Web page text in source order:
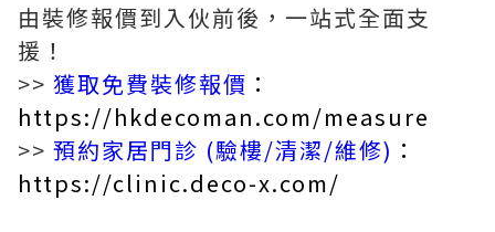
由裝修報價到入伙前後，一站式全面支
援！
>> 獲取免費裝修報價 ：
https://hkdecoman.com/measure
>> 預約家居門診 (驗樓/清潔/維修) ：
https://clinic.deco-x.com/